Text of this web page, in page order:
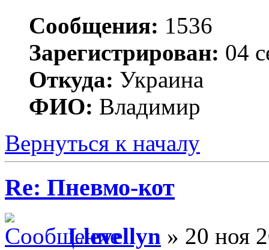
Сообщения: 1536
Зарегистрирован: 04
Откуда: Украина
ФИО: Владимир
Вернуться к началу
Re: Пневмо-кот
Llevellyn » 20 ноя